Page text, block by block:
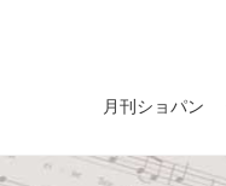
月刊ショパン